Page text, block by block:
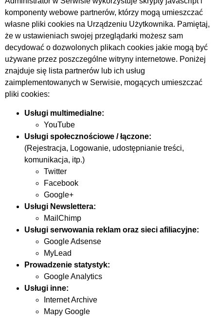
komponenty webowe partnerów, którzy mogą umieszczać
własne pliki cookies na Urządzeniu Użytkownika. Pamiętaj,
że w ustawieniach swojej przeglądarki możesz sam
decydować o dozwolonych plikach cookies jakie mogą być
używane przez poszczególne witryny internetowe. Poniżej
znajduje się lista partnerów lub ich usług
zaimplementowanych w Serwisie, mogących umieszczać
pliki cookies:
Usługi multimedialne:
YouTube
Usługi społecznościowe / łączone:
(Rejestracja, Logowanie, udostępnianie treści,
komunikacja, itp.)
Twitter
Facebook
Google+
Usługi Newslettera:
MailChimp
Usługi serwowania reklam oraz sieci afiliacyjne:
Google Adsense
MyLead
Prowadzenie statystyk:
Google Analytics
Usługi inne:
Internet Archive
Mapy Google